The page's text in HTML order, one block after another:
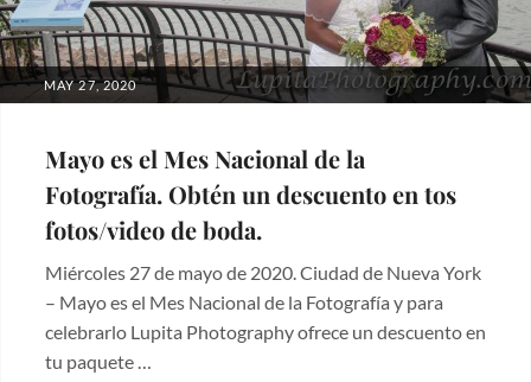
POSTED
MAY 27, 2020
Mayo es el Mes Nacional de la
Fotografía. Obtén un descuento en tos
fotos/video de boda.
Miércoles 27 de mayo de 2020. Ciudad de Nueva York
– Mayo es el Mes Nacional de la Fotografía y para
celebrarlo Lupita Photography ofrece un descuento en
tu paquete …